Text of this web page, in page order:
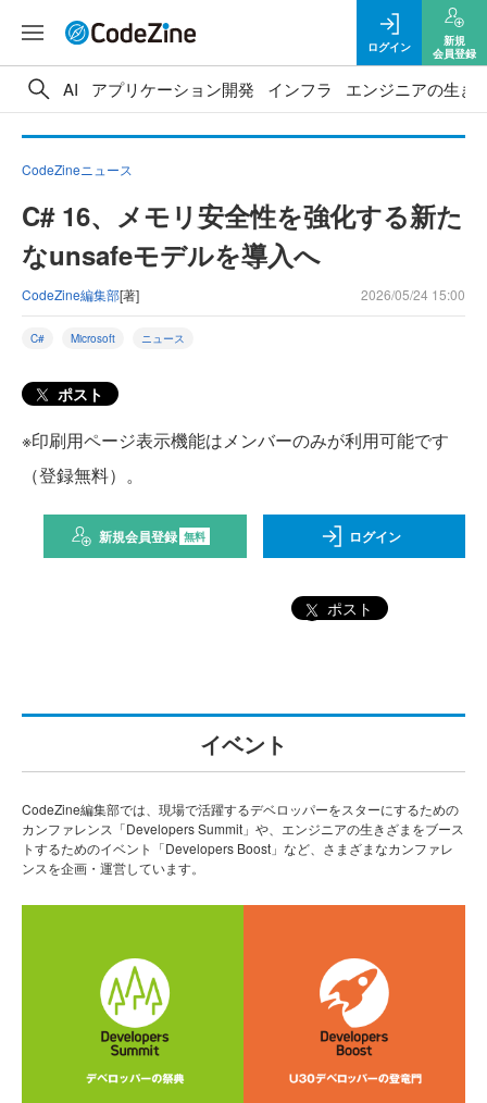
ログイン
新規
会員登録
AI アプリケーション開発 インフラ エンジニアの生き
CodeZineニュース
C# 16、メモリ安全性を強化する新た
なunsafeモデルを導入へ
CodeZine編集部[著] 2026/05/24 15:00
C# Microsoft ニュース
ポスト
※印刷用ページ表示機能はメンバーのみが利用可能です
（登録無料）。
新規会員登録 無料 ログイン
ポスト
イベント
CodeZine編集部では、現場で活躍するデベロッパーをスターにするための
カンファレンス「Developers Summit」や、エンジニアの生きざまをブース
トするためのイベント「Developers Boost」など、さまざまなカンファレ
ンスを企画・運営しています。